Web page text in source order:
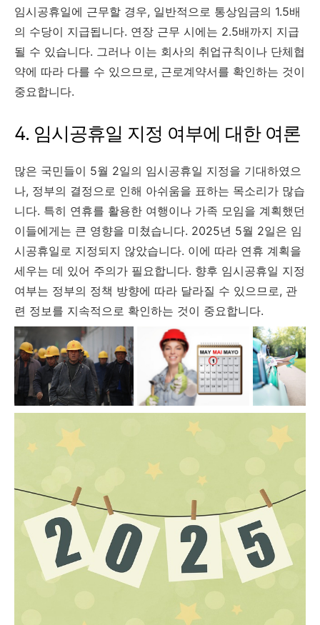
임시공휴일에 근무할 경우, 일반적으로 통상임금의 1.5배
의 수당이 지급됩니다. 연장 근무 시에는 2.5배까지 지급
될 수 있습니다. 그러나 이는 회사의 취업규칙이나 단체협
약에 따라 다를 수 있으므로, 근로계약서를 확인하는 것이
중요합니다. ​
4. 임시공휴일 지정 여부에 대한 여론
많은 국민들이 5월 2일의 임시공휴일 지정을 기대하였으
나, 정부의 결정으로 인해 아쉬움을 표하는 목소리가 많습
니다. 특히 연휴를 활용한 여행이나 가족 모임을 계획했던
이들에게는 큰 영향을 미쳤습니다.​ 2025년 5월 2일은 임
시공휴일로 지정되지 않았습니다. 이에 따라 연휴 계획을
세우는 데 있어 주의가 필요합니다. 향후 임시공휴일 지정
여부는 정부의 정책 방향에 따라 달라질 수 있으므로, 관
련 정보를 지속적으로 확인하는 것이 중요합니다.